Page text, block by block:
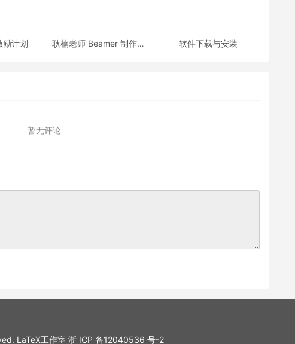
励计划
耿楠老师 Beamer 制作的
软件下载与安装
暂无评论
LaTeX工作室 浙 ICP 备12040536 号-2